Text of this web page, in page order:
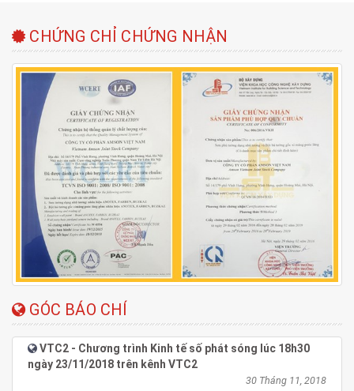
CHỨNG CHỈ CHỨNG NHẬN
GÓC BÁO CHÍ
VTC2 - Chương trình Kinh tế số phát sóng lúc 18h30
ngày 23/11/2018 trên kênh VTC2
30 Tháng 11, 2018